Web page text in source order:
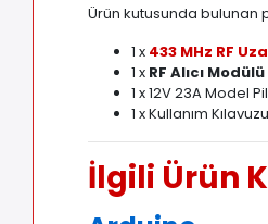
Ürün kutusunda bulunan
1 x 433 MHz RF
1 x RF Alıcı Modülü
1 x 12V 23A Model
1 x Kullanım Kılavuzu
İlgili Ürün